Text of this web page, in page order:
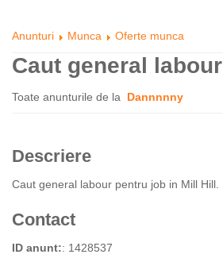
Anunturi Munca Oferte munca
Caut general labour
Toate anunturile de la Dannnnny
Descriere
Caut general labour pentru job in Mill Hill.
Contact
ID anunt:: 1428537